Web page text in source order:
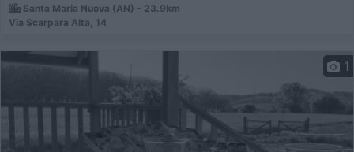
Santa Maria Nuova (AN) - 23.9km
Via Scarpara Alta, 14
1